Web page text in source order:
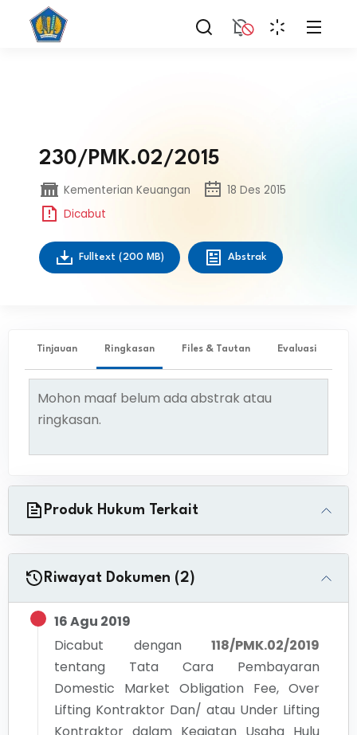
230/PMK.02/2015
Kementerian Keuangan
18 Des 2015
Dicabut
Fulltext (200 MB) Abstrak
Tinjauan Ringkasan Files & Tautan Evaluasi
Mohon maaf belum ada abstrak atau
ringkasan.
Produk Hukum Terkait
Riwayat Dokumen (2)
16 Agu 2019
Dicabut dengan
118/PMK.02/2019
tentang Tata Cara Pembayaran
Domestic Market Obligation Fee, Over
Lifting Kontraktor Dan/ atau Under Lifting